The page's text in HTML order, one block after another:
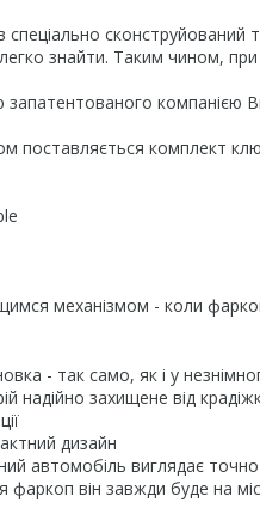
спеціально
знайти. Таким чином,
запатентованого компанією
поставляється комплект
механізмом - коли
- так само, як і у
надійно захищене від
дизайн
автомобіль виглядає
він завжди буде на